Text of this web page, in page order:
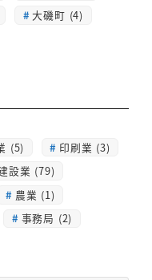
大磯町 (4)
(5)
印刷業 (3)
設業 (79)
農業 (1)
事務局 (2)